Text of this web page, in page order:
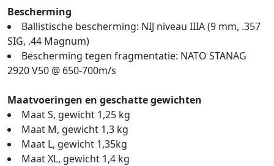
Bescherming
Ballistische bescherming: NIJ niveau IIIA (9 mm, .357
SIG, .44 Magnum)
Bescherming tegen fragmentatie: NATO STANAG
2920 V50 @ 650-700m/s
Maatvoeringen en geschatte gewichten
Maat S, gewicht 1,25 kg
Maat M, gewicht 1,3 kg
Maat L, gewicht 1,35kg
Maat XL, gewicht 1,4 kg